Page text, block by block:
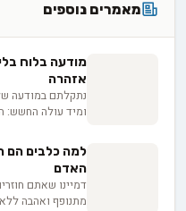
מאמרים נוספים
מודעה בלוח
אזהרה
נתקלתם במודעה
ומיד עולה החשש:
הבית לכלב, בין
שמשתנה בין
כמה זה עולה, אלא
כשמבקשים ממנו
למה כלבים הם
האדם
דמיינו שאתם
מתנופף ואהבה